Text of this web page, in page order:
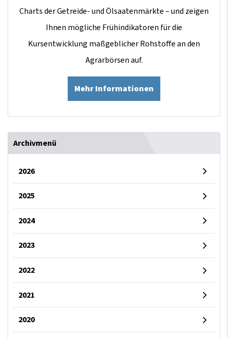
Charts der Getreide- und Ölsaatenmärkte – und zeigen
Ihnen mögliche Frühindikatoren für die
Kursentwicklung maßgeblicher Rohstoffe an den
Agrarbörsen auf.
Mehr Informationen
Archivmenü
2026
2025
2024
2023
2022
2021
2020